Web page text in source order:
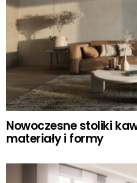
Nowoczesne stoliki
materiały i formy